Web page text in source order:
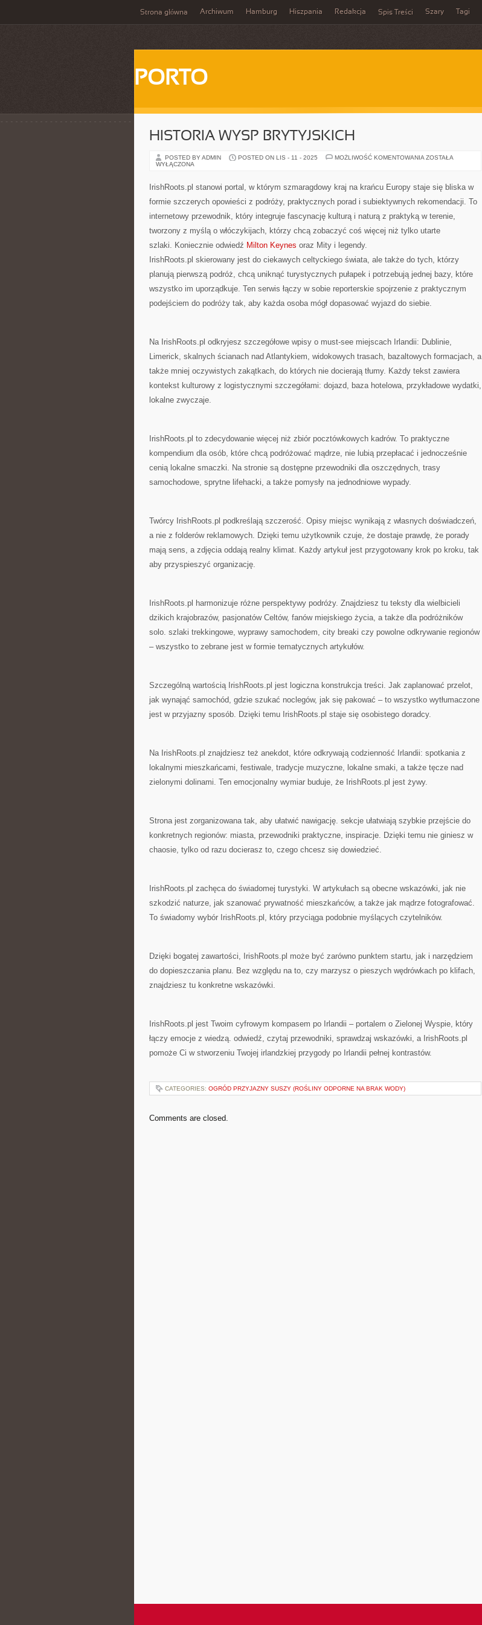
Strona główna Archiwum Hamburg Hiszpania Redakcja Spis Treści Szary Tagi
PORTO
HISTORIA WYSP BRYTYJSKICH
POSTED BY ADMIN POSTED ON LIS - 11 - 2025 MOŻLIWOŚĆ KOMENTOWANIA HISTORIA
ZOSTAŁA
WYŁĄCZONA
IrishRoots.pl stanowi portal, w którym szmaragdowy kraj na krańcu Europy staje się bliska w
formie szczerych opowieści z podróży, praktycznych porad i subiektywnych rekomendacji. To
internetowy przewodnik, który integruje fascynację kulturą i naturą z praktyką w terenie,
tworzony z myślą o włóczykijach, którzy chcą zobaczyć coś więcej niż tylko utarte
szlaki. Koniecznie odwiedź Milton Keynes oraz Mity i legendy.
IrishRoots.pl skierowany jest do ciekawych celtyckiego świata, ale także do tych, którzy
planują pierwszą podróż, chcą uniknąć turystycznych pułapek i potrzebują jednej bazy, które
wszystko im uporządkuje. Ten serwis łączy w sobie reporterskie spojrzenie z praktycznym
podejściem do podróży tak, aby każda osoba mógł dopasować wyjazd do siebie.
Na IrishRoots.pl odkryjesz szczegółowe wpisy o must-see miejscach Irlandii: Dublinie,
Limerick, skalnych ścianach nad Atlantykiem, widokowych trasach, bazaltowych formacjach, a
także mniej oczywistych zakątkach, do których nie docierają tłumy. Każdy tekst zawiera
kontekst kulturowy z logistycznymi szczegółami: dojazd, baza hotelowa, przykładowe wydatki,
lokalne zwyczaje.
IrishRoots.pl to zdecydowanie więcej niż zbiór pocztówkowych kadrów. To praktyczne
kompendium dla osób, które chcą podróżować mądrze, nie lubią przepłacać i jednocześnie
cenią lokalne smaczki. Na stronie są dostępne przewodniki dla oszczędnych, trasy
samochodowe, sprytne lifehacki, a także pomysły na jednodniowe wypady.
Twórcy IrishRoots.pl podkreślają szczerość. Opisy miejsc wynikają z własnych doświadczeń,
a nie z folderów reklamowych. Dzięki temu użytkownik czuje, że dostaje prawdę, że porady
mają sens, a zdjęcia oddają realny klimat. Każdy artykuł jest przygotowany krok po kroku, tak
aby przyspieszyć organizację.
IrishRoots.pl harmonizuje różne perspektywy podróży. Znajdziesz tu teksty dla wielbicieli
dzikich krajobrazów, pasjonatów Celtów, fanów miejskiego życia, a także dla podróżników
solo. szlaki trekkingowe, wyprawy samochodem, city breaki czy powolne odkrywanie regionów
– wszystko to zebrane jest w formie tematycznych artykułów.
Szczególną wartością IrishRoots.pl jest logiczna konstrukcja treści. Jak zaplanować przelot,
jak wynająć samochód, gdzie szukać noclegów, jak się pakować – to wszystko wytłumaczone
jest w przyjazny sposób. Dzięki temu IrishRoots.pl staje się osobistego doradcy.
Na IrishRoots.pl znajdziesz też anekdot, które odkrywają codzienność Irlandii: spotkania z
lokalnymi mieszkańcami, festiwale, tradycje muzyczne, lokalne smaki, a także tęcze nad
zielonymi dolinami. Ten emocjonalny wymiar buduje, że IrishRoots.pl jest żywy.
Strona jest zorganizowana tak, aby ułatwić nawigację. sekcje ułatwiają szybkie przejście do
konkretnych regionów: miasta, przewodniki praktyczne, inspiracje. Dzięki temu nie giniesz w
chaosie, tylko od razu docierasz to, czego chcesz się dowiedzieć.
IrishRoots.pl zachęca do świadomej turystyki. W artykułach są obecne wskazówki, jak nie
szkodzić naturze, jak szanować prywatność mieszkańców, a także jak mądrze fotografować.
To świadomy wybór IrishRoots.pl, który przyciąga podobnie myślących czytelników.
Dzięki bogatej zawartości, IrishRoots.pl może być zarówno punktem startu, jak i narzędziem
do dopieszczania planu. Bez względu na to, czy marzysz o pieszych wędrówkach po klifach,
znajdziesz tu konkretne wskazówki.
IrishRoots.pl jest Twoim cyfrowym kompasem po Irlandii – portalem o Zielonej Wyspie, który
łączy emocje z wiedzą. odwiedź, czytaj przewodniki, sprawdzaj wskazówki, a IrishRoots.pl
pomoże Ci w stworzeniu Twojej irlandzkiej przygody po Irlandii pełnej kontrastów.
CATEGORIES: OGRÓD PRZYJAZNY SUSZY (ROŚLINY ODPORNE NA BRAK WODY)
Comments are closed.